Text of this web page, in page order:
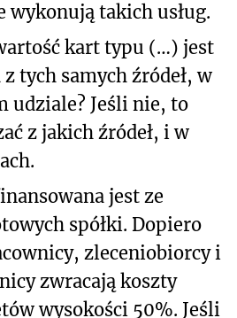
wykonują takich usług.
kart typu (…) jest
tych samych źródeł, w
udziale? Jeśli nie, to
z jakich źródeł, i w
jest ze
spółki. Dopiero
zleceniobiorcy i
zwracają koszty
wysokości 50%. Jeśli